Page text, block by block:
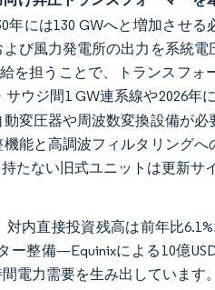
年には130 GWへと増加させ
び風力発電所の出力を系統
を担うことで、トランスフ
ウジ間1 GW連系線や2026年
変圧器や周波数変換設備が
能と高調波フィルタリング
たない旧式ユニットは更新サ
内直接投資残高は前年比
整備—Equinixによる10億
電力需要を生み出しています